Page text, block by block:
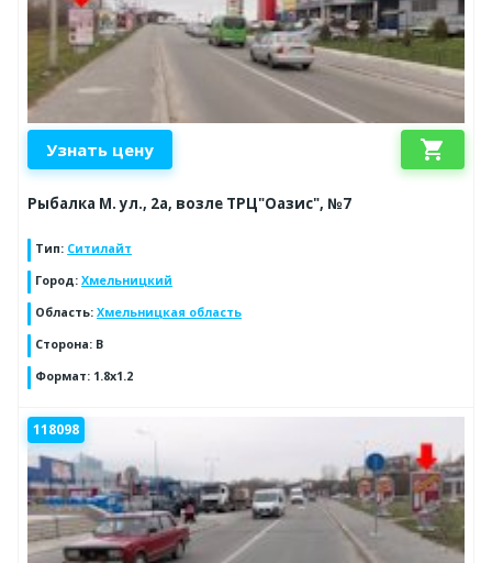
Узнать цену shopping_cart
Рыбалка М. ул., 2а, возле ТРЦ"Оазис", №7
Тип: Ситилайт
Город: Хмельницкий
Область: Хмельницкая область
Сторона: B
Формат: 1.8x1.2
118098